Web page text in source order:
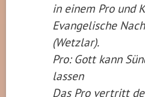
in einem Pro und
Evangelische
(Wetzlar).
Pro: Gott kann
lassen
Das Pro vertritt